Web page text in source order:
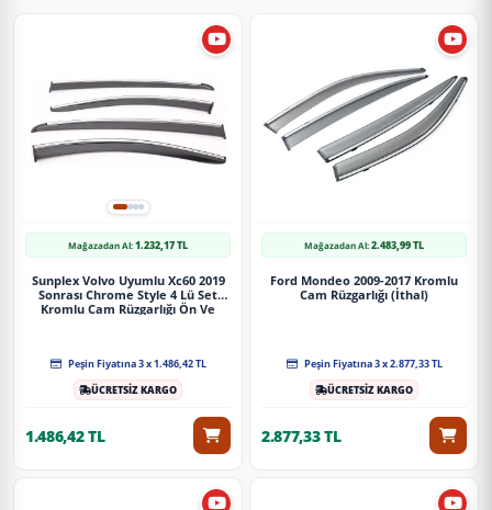
Mağazadan Al:1.232,17 TL
Sunplex Volvo Uyumlu Xc60 2019
Sonrası Chrome Style 4 Lü Set
Kromlu Cam Rüzgarlığı Ön Ve
Peşin Fiyatına 3 x 1.486,42 TL
ÜCRETSİZ KARGO
1.486,42 TL
Mağazadan Al:2.483,99 TL
Ford Mondeo 2009-2017 Kromlu
Cam Rüzgarlığı (İthal)
Peşin Fiyatına 3 x 2.877,33 TL
ÜCRETSİZ KARGO
2.877,33 TL